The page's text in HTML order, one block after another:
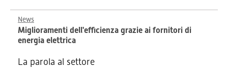
News
Miglioramenti dell'efficienza grazie ai fornitori di
energia elettrica
La parola al settore